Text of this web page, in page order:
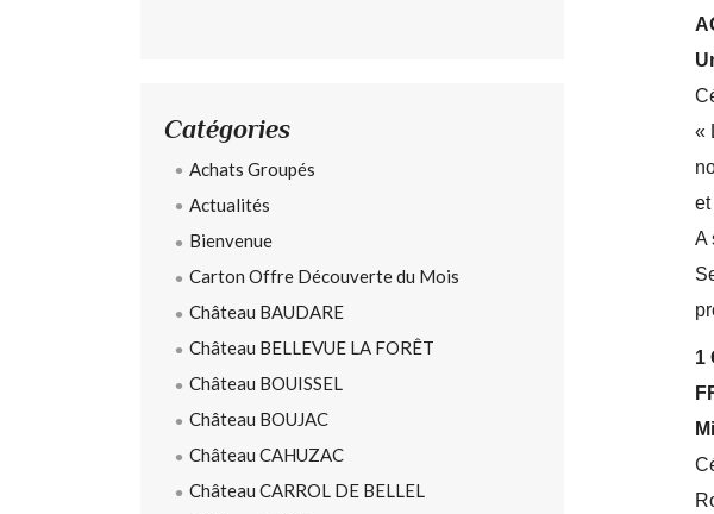
Catégories
Achats Groupés
Actualités
Bienvenue
Carton Offre Découverte du Mois
Château BAUDARE
Château BELLEVUE LA FORÊT
Château BOUISSEL
Château BOUJAC
Château CAHUZAC
Château CARROL DE BELLEL
«
et
A
1